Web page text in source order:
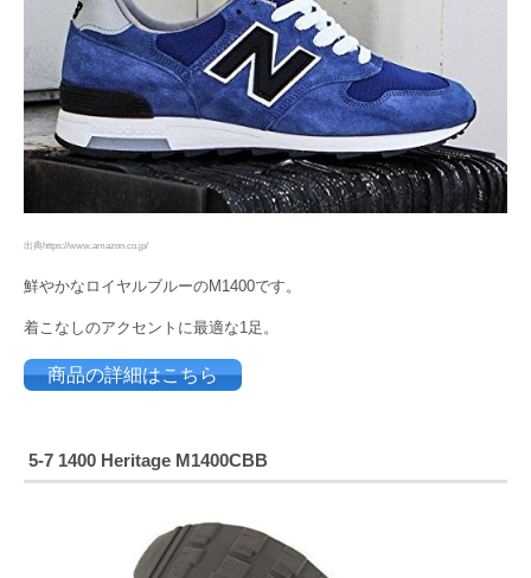
出典https://www.amazon.co.jp/
鮮やかなロイヤルブルーのM1400です。
着こなしのアクセントに最適な1足。
商品の詳細はこちら
5-7 1400 Heritage M1400CBB